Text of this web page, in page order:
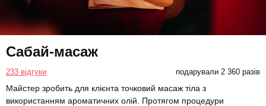
Сабай-масаж
233 відгуки подарували 2 360 разів
Майстер зробить для клієнта точковий масаж тіла з
використанням ароматичних олій. Протягом процедури